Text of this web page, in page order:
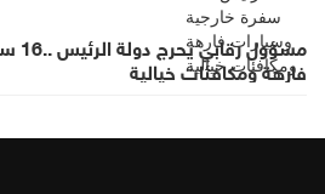
فارهة ومكافئات خيالية